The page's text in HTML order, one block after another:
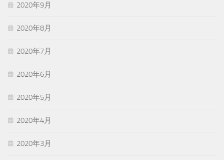
2020年9月
2020年8月
2020年7月
2020年6月
2020年5月
2020年4月
2020年3月